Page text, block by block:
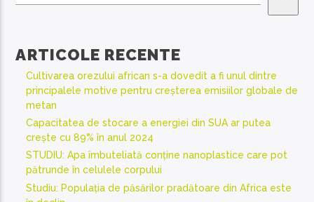
ARTICOLE RECENTE
Cultivarea orezului african s-a dovedit a fi unul dintre
principalele motive pentru creșterea emisiilor globale de
metan
Capacitatea de stocare a energiei din SUA ar putea
crește cu 89% în anul 2024
STUDIU: Apa îmbuteliată conține nanoplastice care pot
pătrunde în celulele corpului
Studiu: Populația de păsărilor pradătoare din Africa este